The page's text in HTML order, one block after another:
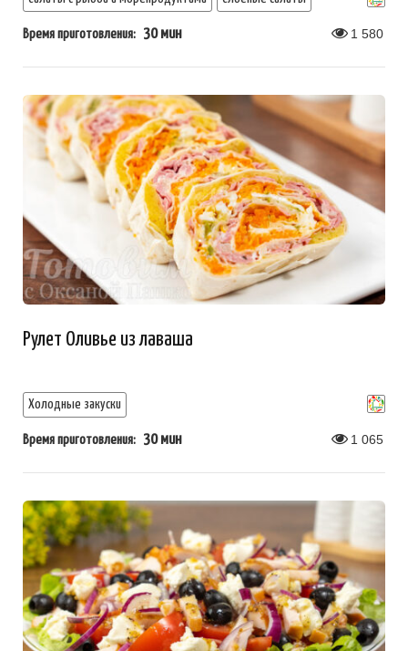
Время приготовления: 30 мин 1 580
Рулет Оливье из лаваша
Холодные закуски
Время приготовления: 30 мин 1 065